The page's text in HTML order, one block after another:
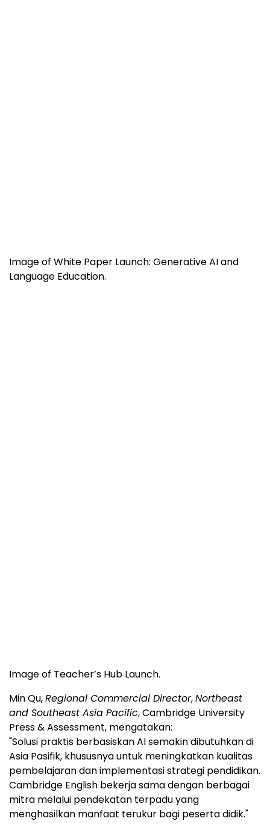
Image of White Paper Launch: Generative AI and
Language Education.
Image of Teacher’s Hub Launch.
Min Qu,Regional Commercial Director,Northeast
and Southeast Asia Pacific, Cambridge University
Press & Assessment, mengatakan:
"Solusi praktis berbasiskan AI semakin dibutuhkan di
Asia Pasifik, khususnya untuk meningkatkan kualitas
pembelajaran dan implementasi strategi pendidikan.
Cambridge English bekerja sama dengan berbagai
mitra melalui pendekatan terpadu yang
menghasilkan manfaat terukur bagi peserta didik."